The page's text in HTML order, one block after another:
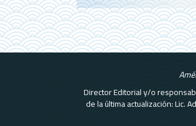
Director Editorial y/o
de la última actualización: Lic.